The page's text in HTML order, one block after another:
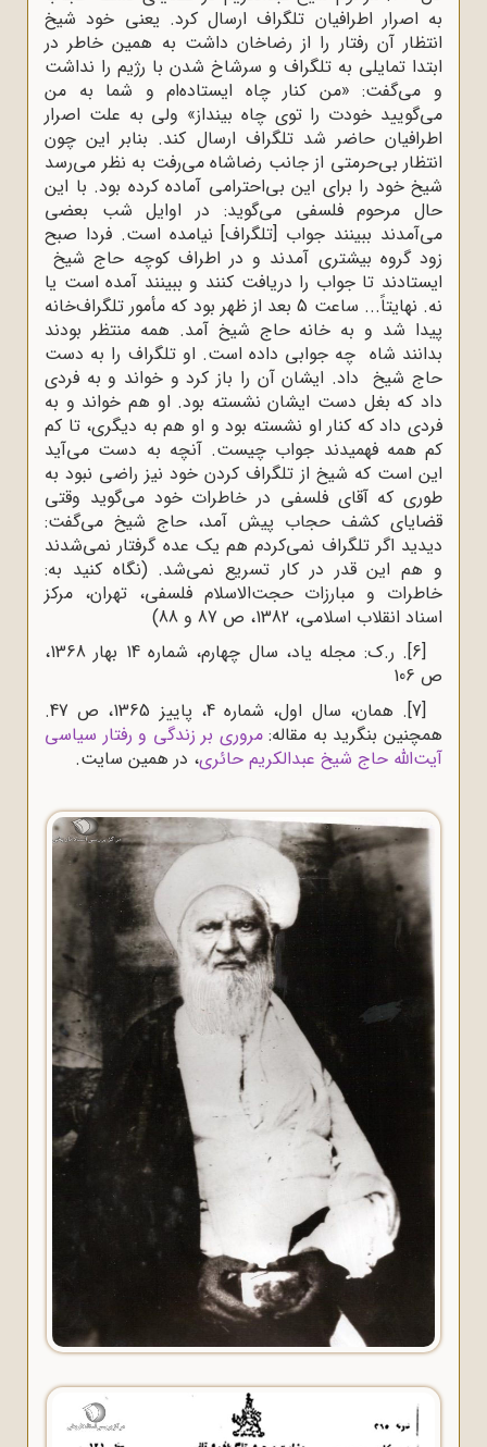
به اصرار اطرافیان تلگراف ارسال کرد. یعنی خود شیخ
انتظار آن رفتار را از رضاخان داشت به همین خاطر در
ابتدا تمایلی به تلگراف و سرشاخ شدن با رژیم را نداشت
و می‌گفت: «من‌ کنار چاه‌ ایستاده‌ام‌ و شما به‌ من‌
می‌گویید خودت‌ را توی‌ چاه‌ بینداز» ولی به علت اصرار
اطرافیان حاضر شد تلگراف ارسال کند. بنابر این چون
انتظار بی‌حرمتی از جانب رضاشاه می‌رفت به نظر می‌رسد
شیخ خود را برای این بی‌احترامی آماده کرده بود. با این
حال مرحوم فلسفی می‌گوید: در اوایل‌ شب‌ بعضی‌
می‌آمدند ببینند جواب‌ [تلگراف] نیامده‌ است‌. فردا صبح‌
زود گروه‌ بیشتری‌ آمدند و در اطراف‌ کوچه‌ حاج‌ شیخ‌
ایستادند تا جواب‌ را دریافت‌ کنند و ببینند آمده‌ است‌ یا
نه‌. نهایتاً... ساعت‌ 5 بعد از ظهر بود که‌ مأمور تلگراف‌خانه‌
پیدا شد و به‌ خانه‌ حاج‌ شیخ‌ آمد. همه‌ منتظر بودند
بدانند شاه‌ چه‌ جوابی‌ داده‌ است‌. او تلگراف‌ را به‌ دست‌
حاج‌ شیخ‌ داد. ایشان‌ آن‌ را باز کرد و خواند و به‌ فردی‌
داد که‌ بغل‌ دست‌ ایشان‌ نشسته‌ بود. او هم‌ خواند و به‌
فردی‌ داد که‌ کنار او نشسته‌ بود و او هم‌ به‌ دیگری‌، تا کم‌
کم‌ همه‌ فهمیدند جواب‌ چیست‌. آنچه به دست می‌آید
این است که شیخ از تلگراف کردن خود نیز راضی نبود به
طوری که آقای فلسفی در خاطرات خود می‌گوید وقتی
قضایای کشف حجاب پیش آمد، حاج‌ شیخ‌ می‌گفت‌:
دیدید اگر تلگراف‌ نمی‌کردم‌ هم‌ یک‌ عده‌ گرفتار نمی‌شدند
و هم‌ این‌ قدر در کار تسریع‌ نمی‌شد‌. (نگاه کنید به:
خاطرات و مبارزات حجت‌الاسلام فلسفی، تهران، مرکز
اسناد انقلاب اسلامی، 1382، ص 87 و 88)
[6]
. ر.ک: مجله یاد، سال چهارم، شماره 14 بهار 1368،
ص 106
[7]
. همان، سال اول، شماره 4، پاییز 1365، ص 47.
همچنین بنگرید به مقاله:مروری بر زندگی و رفتار سیاسی
آیت‌الله حاج شیخ عبدالکریم حائری، در همین سایت.